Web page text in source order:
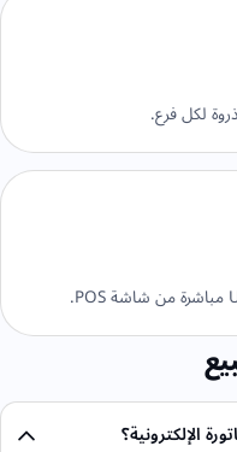
لكل فرع.
الإلكترونية؟